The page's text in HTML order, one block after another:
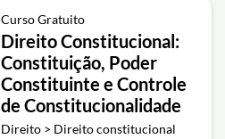
Curso Gratuito
Direito Constitucional:
Constituição, Poder
Constituinte e Controle
de Constitucionalidade
Direito > Direito constitucional